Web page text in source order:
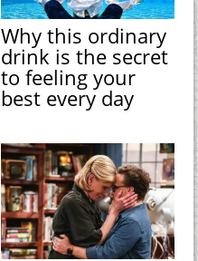
Why this ordinary
drink is the secret
to feeling your
best every day